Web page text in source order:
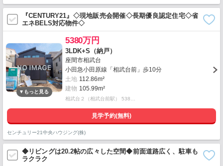
『CENTURY21』◇現地販売会開催◇長期優良認定住宅◇省
エネBELS対応物件◇
5380万円
3LDK+S（納戸）
座間市相武台
小田急小田原線「相武台前」歩10分
土地 112.86m²
建物 105.99m²
相武台２（相武台前駅） 538…
見学予約(無料)
センチュリー21中央ハウジング(株)
◆リビングは20.2帖の広々した空間◆前面道路広く、駐車も
ラクラク